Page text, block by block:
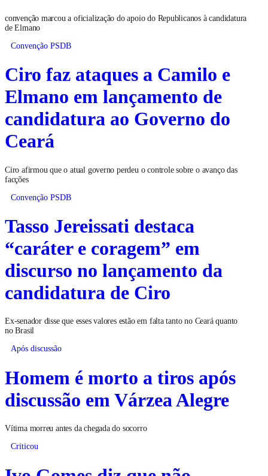
convenção marcou a oficialização do apoio do Republicanos à candidatura
de Elmano
Convenção PSDB
Ciro faz ataques a Camilo e
Elmano em lançamento de
candidatura ao Governo do
Ceará
Ciro afirmou que o atual governo perdeu o controle sobre o avanço das
facções
Convenção PSDB
Tasso Jereissati destaca
“caráter e coragem” em
discurso no lançamento da
candidatura de Ciro
Ex-senador disse que esses valores estão em falta tanto no Ceará quanto
no Brasil
Após discussão
Homem é morto a tiros após
discussão em Várzea Alegre
Vítima morreu antes da chegada do socorro
Criticou